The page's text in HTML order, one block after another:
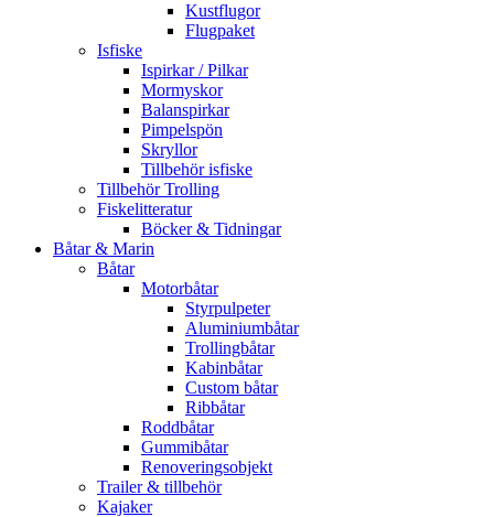
Kustflugor
Flugpaket
Isfiske
Ispirkar / Pilkar
Mormyskor
Balanspirkar
Pimpelspön
Skryllor
Tillbehör isfiske
Tillbehör Trolling
Fiskelitteratur
Böcker & Tidningar
Båtar & Marin
Båtar
Motorbåtar
Styrpulpeter
Aluminiumbåtar
Trollingbåtar
Kabinbåtar
Custom båtar
Ribbåtar
Roddbåtar
Gummibåtar
Renoveringsobjekt
Trailer & tillbehör
Kajaker